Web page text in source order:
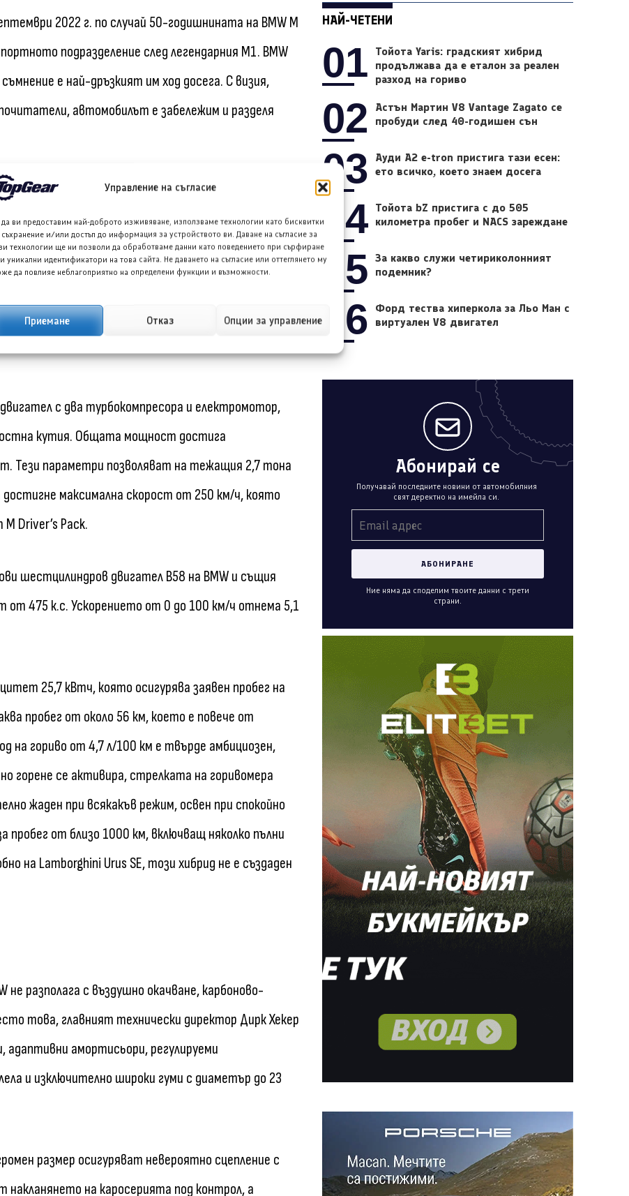
Управление на съгласие
да ви предоставим най-доброто изживяване, използваме технологии като бисквитки
съхранение и/или достъп до информация за устройството ви. Даване на съгласие за
технологии ще ни позволи да обработваме данни като поведението при сърфиране
уникални идентификатори на това сайта. Не даването на съгласие или оттеглянето му
да повлияе неблагоприятно на определени функции и възможности.
Приемане Отказ Опции за управление
2022 г. по случай 50-годишнината на BMW M
подразделение след легендарния M1. BMW
е най-дръзкият им ход досега. С визия,
автомобилът е забележим и разделя
като дебютира с V8 хибридно задвижване, версия
„Label Red“, който разполага със 738 к.с. и
Впоследствие името беше съкратено само на
BMW представи и по-достъпна версия с
с два турбокомпресора и електромотор,
кутия. Общата мощност достига
Тези параметри позволяват на тежащия 2,7 тона
достигне максимална скорост от 250 км/ч, която
Driver’s Pack.
шестцилиндров двигател B58 на BMW и същия
475 к.с. Ускорението от 0 до 100 км/ч отнема 5,1
25,7 кВтч, която осигурява заявен пробег на
пробег от около 56 км, което е повече от
на гориво от 4,7 л/100 км е твърде амбициозен,
се активира, стрелката на горивомера
жаден при всякакъв режим, освен при спокойно
от близо 1000 км, включващ няколко пълни
на Lamborghini Urus SE, този хибрид не е създаден
разполага с въздушно окачване, карбоново-
това, главният технически директор Дирк Хекер
адаптивни амортисьори, регулируеми
и изключително широки гуми с диаметър до 23
размер осигуряват невероятно сцепление с
на каросерията под контрол, а
НАЙ-ЧЕТЕНИ
01
Тойота Yaris: градският хибрид
продължава да е еталон за реален
разход на гориво
02
Астън Мартин V8 Vantage Zagato се
пробуди след 40-годишен сън
03
Ауди A2 e-tron пристига тази есен:
ето всичко, което знаем досега
04 Тойота bZ пристига с до 505
километра пробег и NACS зареждане
05 За какво служи четириколонният
подемник?
06
Форд тества хиперкола за Льо Ман с
виртуален V8 двигател
Абонирай се
Получавай последните новини от автомобилния
свят деректно на имейла си.
Ние няма да споделим твоите данни с трети
страни.